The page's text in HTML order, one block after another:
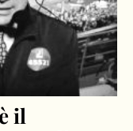
il